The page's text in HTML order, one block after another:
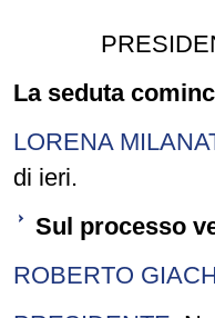
La seduta
LORENA
di ieri.
Sul processo
ROBERTO